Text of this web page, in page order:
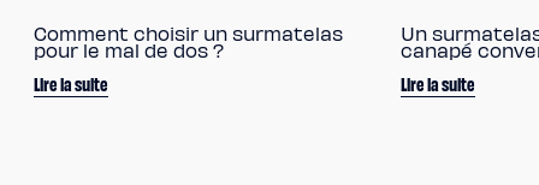
Comment choisir un surmatelas
pour le mal de dos ?
Lire la suite
Un
canapé
Lire la suite